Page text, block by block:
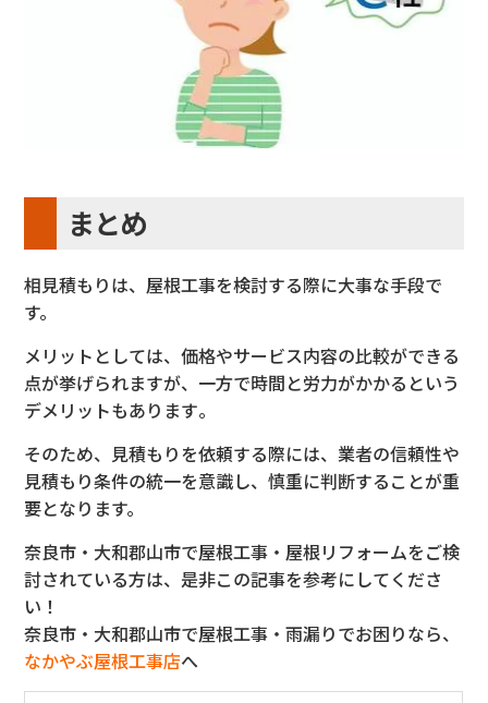
まとめ
相見積もりは、屋根工事を検討する際に大事な手段で
す。
メリットとしては、価格やサービス内容の比較ができる
点が挙げられますが、一方で時間と労力がかかるという
デメリットもあります。
そのため、見積もりを依頼する際には、業者の信頼性や
見積もり条件の統一を意識し、慎重に判断することが重
要となります。
奈良市・大和郡山市で屋根工事・屋根リフォームをご検
討されている方は、是非この記事を参考にしてくださ
い！
奈良市・大和郡山市で屋根工事・雨漏りでお困りなら、
なかやぶ屋根工事店へ